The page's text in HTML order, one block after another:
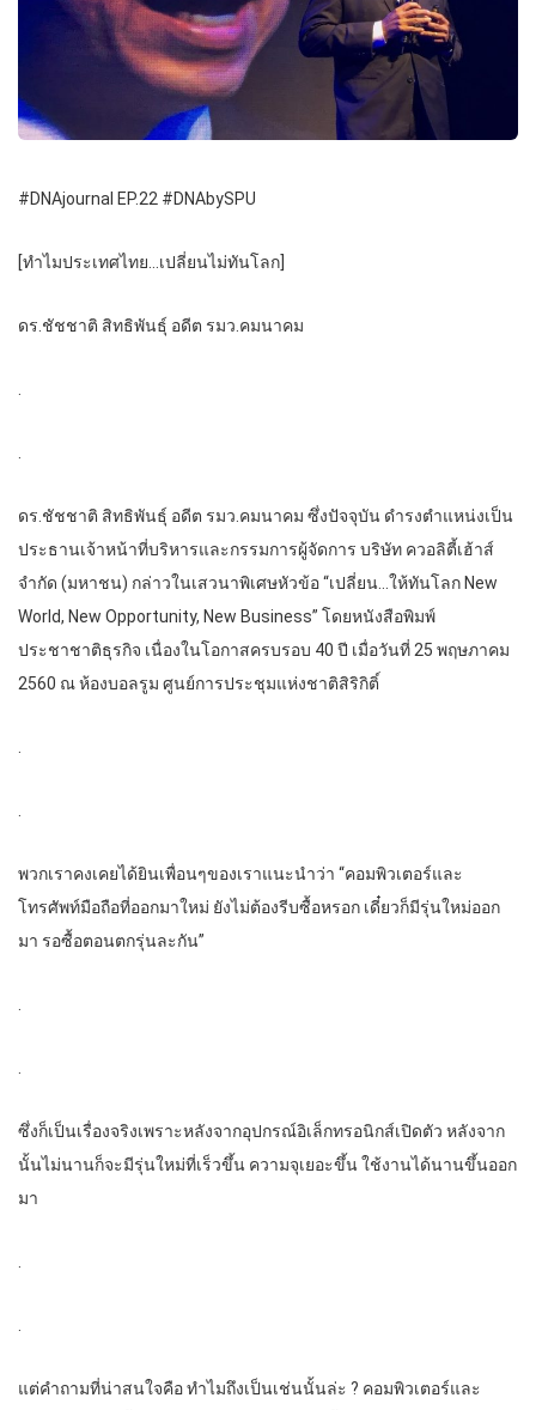
#DNAjournal EP.22 #DNAbySPU
[ทำไมประเทศไทย…เปลี่ยนไม่ทันโลก]
ดร.ชัชชาติ สิทธิพันธุ์ อดีต รมว.คมนาคม
.
.
ดร.ชัชชาติ สิทธิพันธุ์ อดีต รมว.คมนาคม ซึ่งปัจจุบัน ดำรงตำแหน่งเป็น
ประธานเจ้าหน้าที่บริหารและกรรมการผู้จัดการ บริษัท ควอลิตี้เฮ้าส์
จำกัด (มหาชน) กล่าวในเสวนาพิเศษหัวข้อ “เปลี่ยน…ให้ทันโลก New
World, New Opportunity, New Business” โดยหนังสือพิมพ์
ประชาชาติธุรกิจ เนื่องในโอกาสครบรอบ 40 ปี เมื่อวันที่ 25 พฤษภาคม
2560 ณ ห้องบอลรูม ศูนย์การประชุมแห่งชาติสิริกิติ์
.
.
พวกเราคงเคยได้ยินเพื่อนๆของเราแนะนำว่า “คอมพิวเตอร์และ
โทรศัพท์มือถือที่ออกมาใหม่ ยังไม่ต้องรีบซื้อหรอก เดี๋ยวก็มีรุ่นใหม่ออก
มา รอซื้อตอนตกรุ่นละกัน”
.
.
ซึ่งก็เป็นเรื่องจริงเพราะหลังจากอุปกรณ์อิเล็กทรอนิกส์เปิดตัว หลังจาก
นั้นไม่นานก็จะมีรุ่นใหม่ที่เร็วขึ้น ความจุเยอะขึ้น ใช้งานได้นานขึ้นออก
มา
.
.
แต่คำถามที่น่าสนใจคือ ทำไมถึงเป็นเช่นนั้นล่ะ ? คอมพิวเตอร์และ